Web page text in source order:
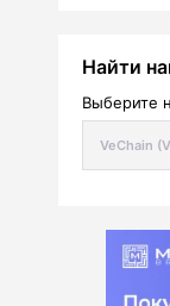
Найти
Выберите